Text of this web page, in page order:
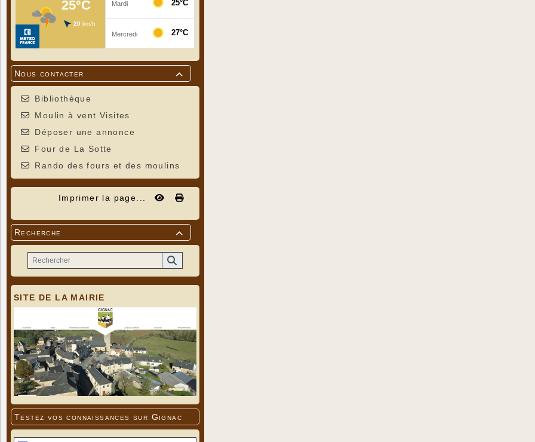

Nous contacter
Bibliothèque
Moulin à vent Visites
Déposer une annonce
Four de La Sotte
Rando des fours et des moulins
Imprimer la page...

Recherche
SITE DE LA MAIRIE
Testez vos connaissances sur Gignac